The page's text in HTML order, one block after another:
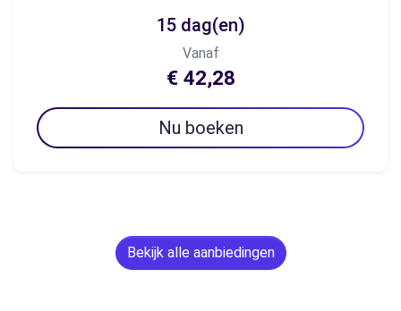
15 dag(en)
Vanaf
€ 42,28
Nu boeken
Bekijk alle aanbiedingen